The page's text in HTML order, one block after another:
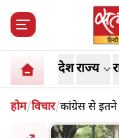
देशराज्य
होम/विचार/कांग्रेस से इतने